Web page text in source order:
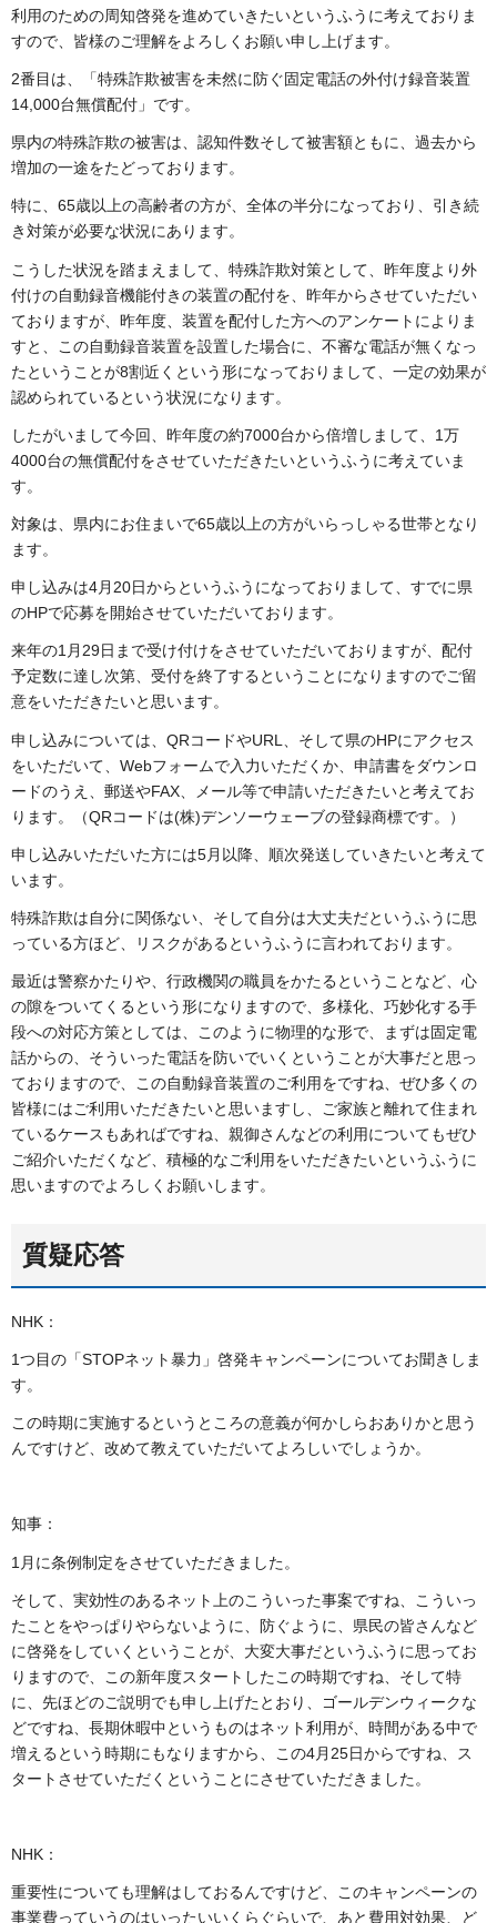
利用のための周知啓発を進めていきたいというふうに考えておりま
すので、皆様のご理解をよろしくお願い申し上げます。
2番目は、「特殊詐欺被害を未然に防ぐ固定電話の外付け録音装置
14,000台無償配付」です。
県内の特殊詐欺の被害は、認知件数そして被害額ともに、過去から
増加の一途をたどっております。
特に、65歳以上の高齢者の方が、全体の半分になっており、引き続
き対策が必要な状況にあります。
こうした状況を踏まえまして、特殊詐欺対策として、昨年度より外
付けの自動録音機能付きの装置の配付を、昨年からさせていただい
ておりますが、昨年度、装置を配付した方へのアンケートによりま
すと、この自動録音装置を設置した場合に、不審な電話が無くなっ
たということが8割近くという形になっておりまして、一定の効果が
認められているという状況になります。
したがいまして今回、昨年度の約7000台から倍増しまして、1万
4000台の無償配付をさせていただきたいというふうに考えていま
す。
対象は、県内にお住まいで65歳以上の方がいらっしゃる世帯となり
ます。
申し込みは4月20日からというふうになっておりまして、すでに県
のHPで応募を開始させていただいております。
来年の1月29日まで受け付けをさせていただいておりますが、配付
予定数に達し次第、受付を終了するということになりますのでご留
意をいただきたいと思います。
申し込みについては、QRコードやURL、そして県のHPにアクセス
をいただいて、Webフォームで入力いただくか、申請書をダウンロ
ードのうえ、郵送やFAX、メール等で申請いただきたいと考えてお
ります。（QRコードは(株)デンソーウェーブの登録商標です。）
申し込みいただいた方には5月以降、順次発送していきたいと考えて
います。
特殊詐欺は自分に関係ない、そして自分は大丈夫だというふうに思
っている方ほど、リスクがあるというふうに言われております。
最近は警察かたりや、行政機関の職員をかたるということなど、心
の隙をついてくるという形になりますので、多様化、巧妙化する手
段への対応方策としては、このように物理的な形で、まずは固定電
話からの、そういった電話を防いでいくということが大事だと思っ
ておりますので、この自動録音装置のご利用をですね、ぜひ多くの
皆様にはご利用いただきたいと思いますし、ご家族と離れて住まれ
ているケースもあればですね、親御さんなどの利用についてもぜひ
ご紹介いただくなど、積極的なご利用をいただきたいというふうに
思いますのでよろしくお願いします。
質疑応答
NHK：
1つ目の「STOPネット暴力」啓発キャンペーンについてお聞きしま
す。
この時期に実施するというところの意義が何かしらおありかと思う
んですけど、改めて教えていただいてよろしいでしょうか。
知事：
1月に条例制定をさせていただきました。
そして、実効性のあるネット上のこういった事案ですね、こういっ
たことをやっぱりやらないように、防ぐように、県民の皆さんなど
に啓発をしていくということが、大変大事だというふうに思ってお
りますので、この新年度スタートしたこの時期ですね、そして特
に、先ほどのご説明でも申し上げたとおり、ゴールデンウィークな
どですね、長期休暇中というものはネット利用が、時間がある中で
増えるという時期にもなりますから、この4月25日からですね、ス
タートさせていただくということにさせていただきました。
NHK：
重要性についても理解はしておるんですけど、このキャンペーンの
事業費っていうのはいったいいくらぐらいで、あと費用対効果、ど